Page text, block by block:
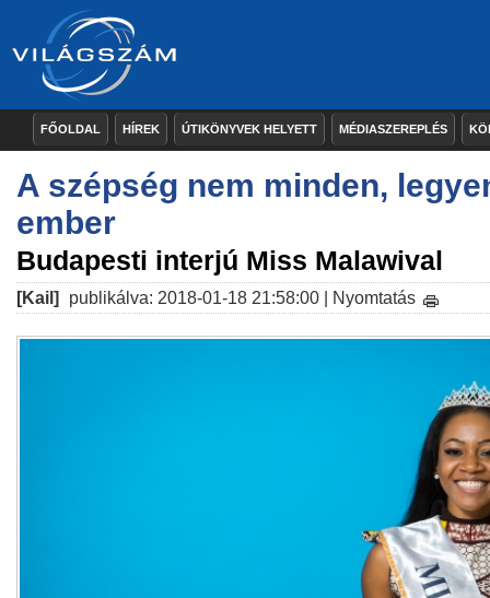
FŐOLDAL HÍREK ÚTIKÖNYVEK HELYETT MÉDIASZEREPLÉS
A szépség nem minden,
ember
Budapesti interjú Miss Malawival
[Kail] publikálva: 2018-01-18 21:58:00 | Nyomtatás